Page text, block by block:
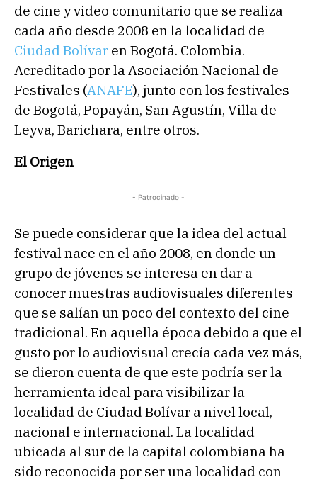
de cine y video comunitario que se realiza
cada año desde 2008 en la localidad de
Ciudad Bolívar en Bogotá. Colombia.
Acreditado por la Asociación Nacional de
Festivales (ANAFE​), junto con los festivales
de Bogotá, Popayán, San Agustín, Villa de
Leyva, Barichara, entre otros.
El Origen
- Patrocinado -
Se puede considerar que la idea del actual
festival nace en el año 2008, en donde un
grupo de jóvenes se interesa en dar a
conocer muestras audiovisuales diferentes
que se salían un poco del contexto del cine
tradicional. En aquella época debido a que el
gusto por lo audiovisual crecía cada vez más,
se dieron cuenta de que este podría ser la
herramienta ideal para visibilizar la
localidad de Ciudad Bolívar a nivel local,
nacional e internacional. La localidad
ubicada al sur de la capital colombiana ha
sido reconocida por ser una localidad con